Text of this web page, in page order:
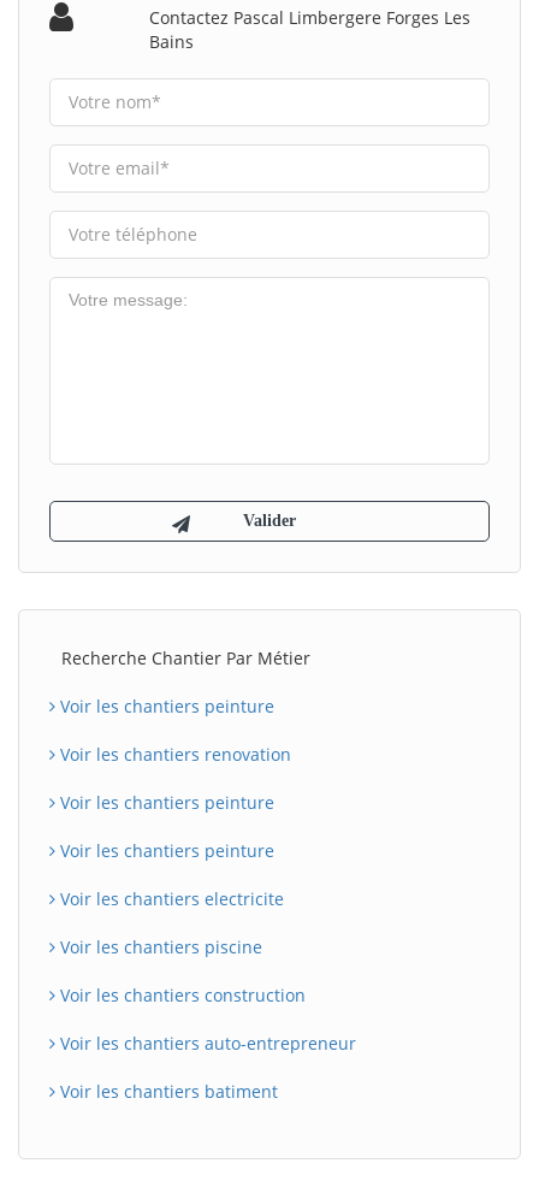
Contactez Pascal Limbergere Forges Les
Bains
Recherche Chantier Par Métier
Voir les chantiers peinture
Voir les chantiers renovation
Voir les chantiers peinture
Voir les chantiers peinture
Voir les chantiers electricite
Voir les chantiers piscine
Voir les chantiers construction
Voir les chantiers auto-entrepreneur
Voir les chantiers batiment